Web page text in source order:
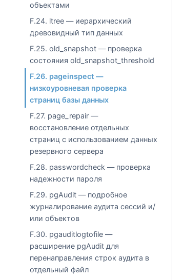
объектами
F.24. ltree — иерархический
древовидный тип данных
F.25. old_snapshot — проверка
состояния old_snapshot_threshold
F.26. pageinspect —
низкоуровневая проверка
страниц базы данных
F.27. page_repair —
восстановление отдельных
страниц с использованием данных
резервного сервера
F.28. passwordcheck — проверка
надежности пароля
F.29. pgAudit — подробное
журналирование аудита сессий и/
или объектов
F.30. pgauditlogtofile —
расширение pgAudit для
перенаправления строк аудита в
отдельный файл